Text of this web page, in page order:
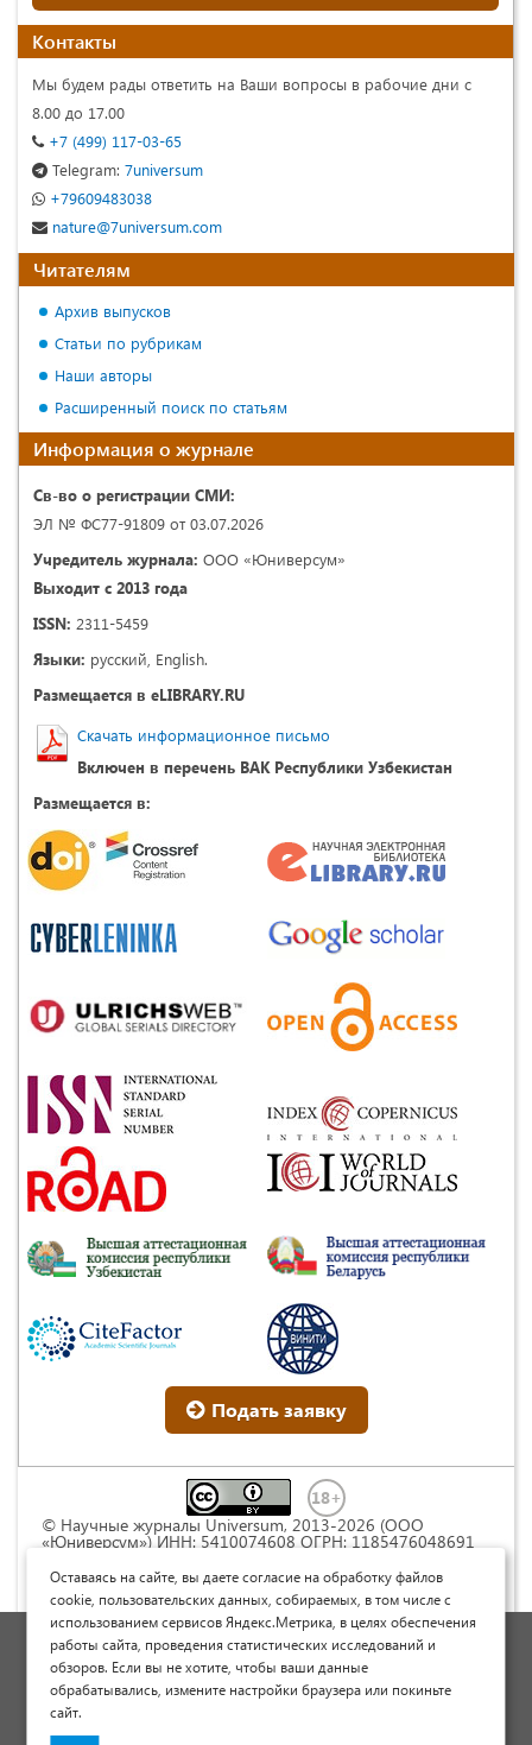
Контакты
Мы будем рады ответить на Ваши вопросы в рабочие дни с
8.00 до 17.00
+7 (499) 117-03-65
Telegram: 7universum
+79609483038
nature@7universum.com
Читателям
Архив выпусков
Статьи по рубрикам
Наши авторы
Расширенный поиск по статьям
Информация о журнале
Св-во о регистрации СМИ:
ЭЛ № ФС77-91809 от 03.07.2026
Учредитель журнала: ООО «Юниверсум»
Выходит с 2013 года
ISSN: 2311-5459
Языки: русский, English.
Размещается в eLIBRARY.RU
Скачать информационное письмо
Включен в перечень ВАК Республики Узбекистан
Размещается в:
Подать заявку
© Научные журналы Universum, 2013-2026 (ООО
«Юниверсум») ИНН: 5410074608 ОГРН: 1185476048691
Commons « Attribution» («Атрибуция») 4.0
Непортированная
Политика обработки персональных данных
Договор оферты
Опубликовать научную статью
Оставаясь на сайте, вы даете согласие на обработку файлов
cookie, пользовательских данных, собираемых, в том числе с
использованием сервисов Яндекс.Метрика, в целях обеспечения
работы сайта, проведения статистических исследований и
обзоров. Если вы не хотите, чтобы ваши данные
обрабатывались, измените настройки браузера или покиньте
сайт.